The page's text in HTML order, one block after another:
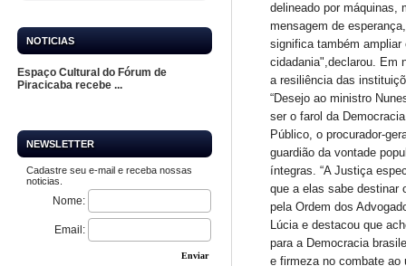
NOTICIAS
Espaço Cultural do Fórum de
Piracicaba recebe ...
NEWSLETTER
Cadastre seu e-mail e receba nossas
noticias.
Nome:
Email:
Enviar
delineado por máquinas,
mensagem de
significa também
cidadania",declarou. Em
a resiliência das
“Desejo ao ministro
ser o farol da
Público, o procurador-
guardião da vontade
íntegras. “A Justiça
que a elas sabe destinar
pela Ordem dos
Lúcia e destacou que
para a Democracia
e firmeza no combate ao